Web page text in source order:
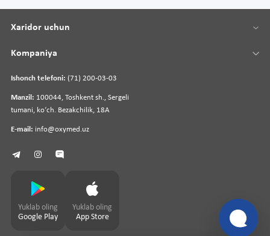
Ishonch telefoni: (71) 200-03-03
Manzil: 100044, Toshkent sh., Sergeli
tumani, koʻch. Bezakchilik, 18A
E-mail: info@oxymed.uz
Xaridor uchun
Kompaniya
Yuklab oling
Google Play
Yuklab oling
App Store